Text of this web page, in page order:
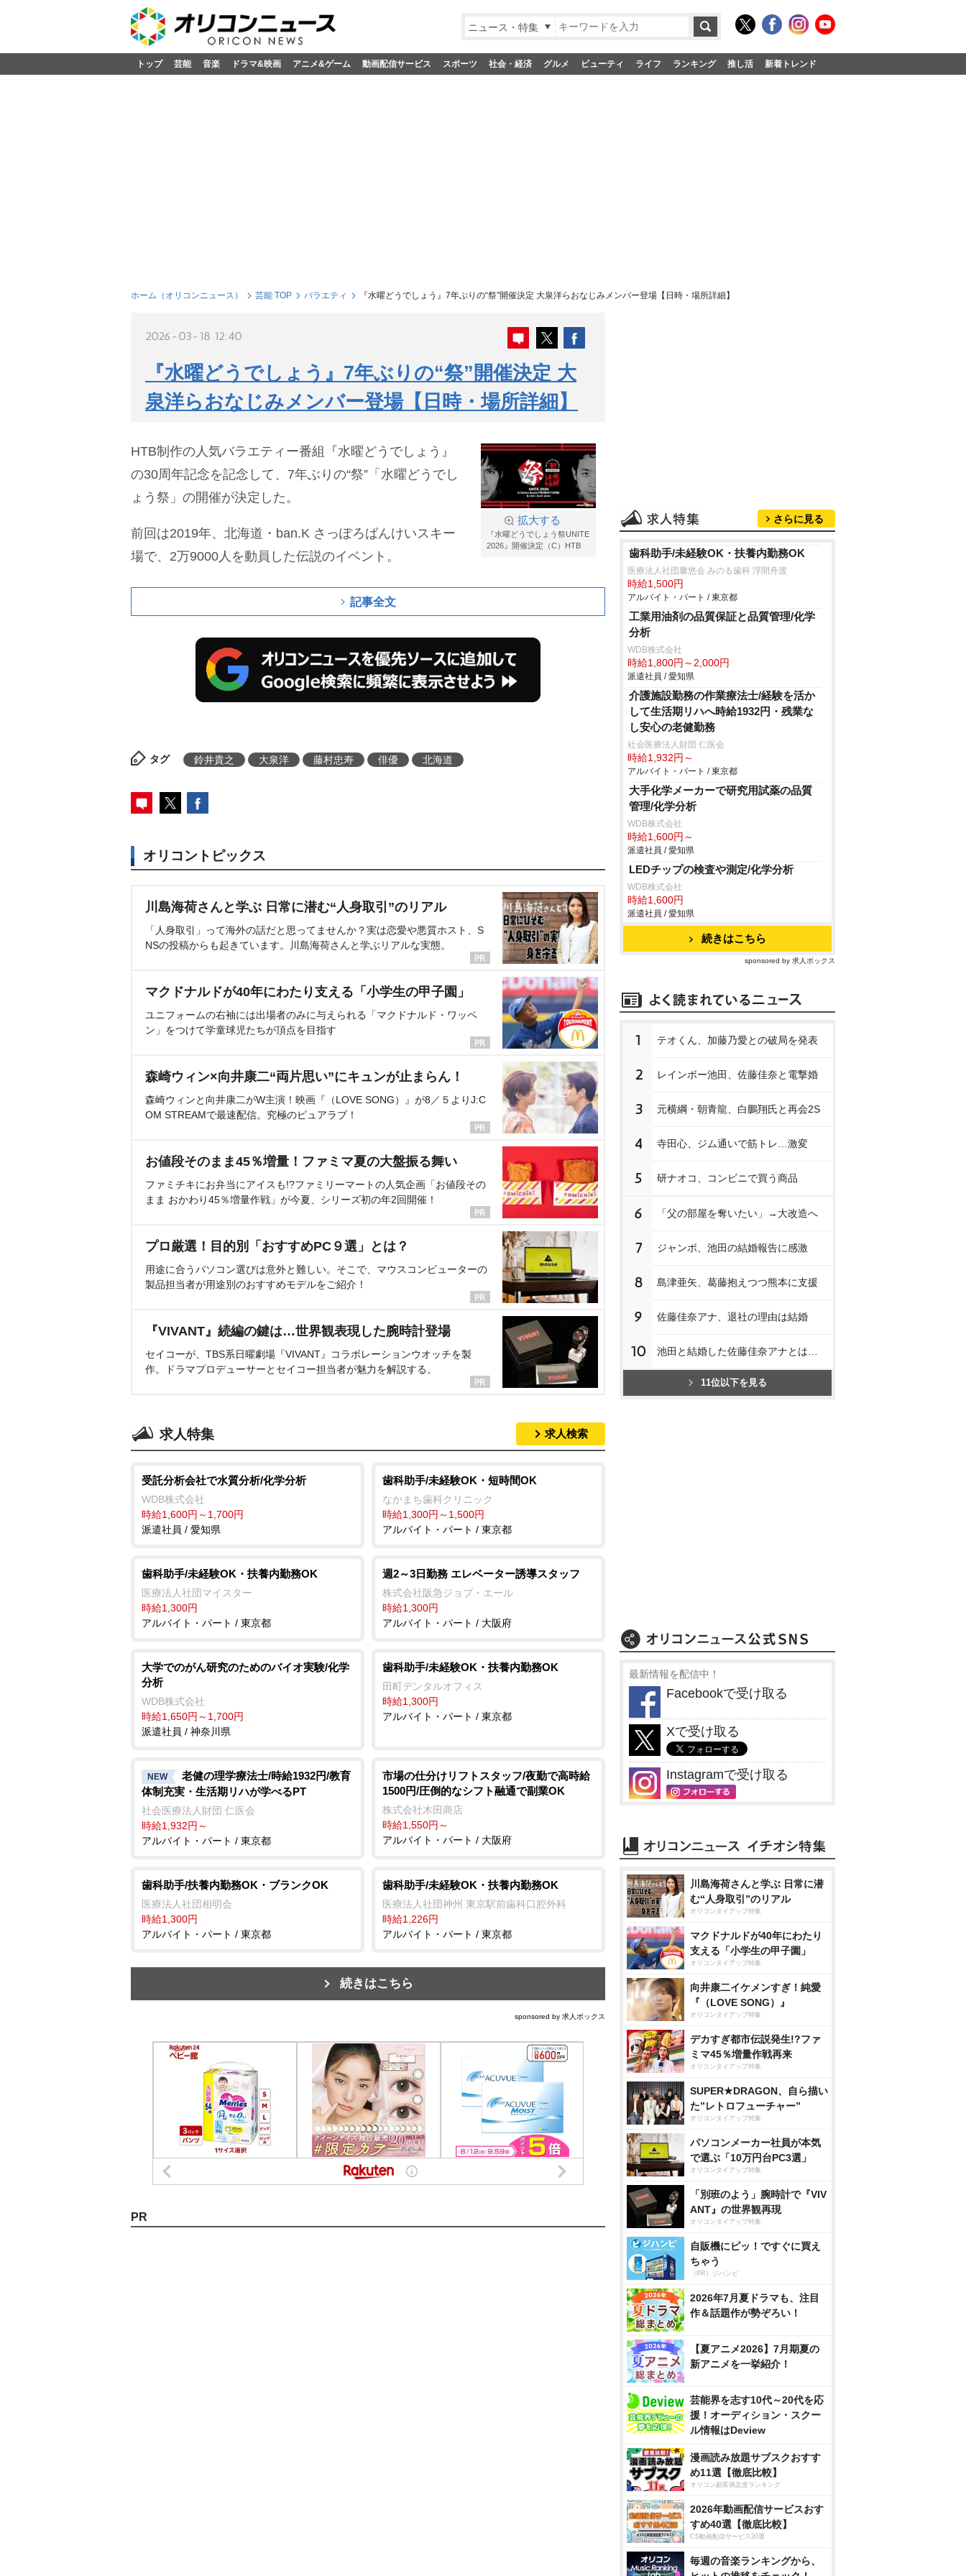
ニュース・特集
トップ 芸能 音楽 ドラマ&映画 アニメ&ゲーム 動画配信サービス スポーツ 社会・経済 グルメ ビューティ ライフ ランキング 推し活 新着トレンド
ホーム（オリコンニュース） 芸能 TOP バラエティ 『水曜どうでしょう』7年ぶりの“祭”開催決定 大泉洋らおなじみメンバー登場【日時・場所詳細】
2026-03-18 12:40
『水曜どうでしょう』7年ぶりの“祭”開催決定 大
泉洋らおなじみメンバー登場【日時・場所詳細】
拡大する
『水曜どうでしょう祭UNITE
2026』開催決定（C）HTB
HTB制作の人気バラエティー番組『水曜どうでしょう』
の30周年記念を記念して、7年ぶりの“祭”「水曜どうでし
ょう祭」の開催が決定した。
前回は2019年、北海道・ban.K さっぽろばんけいスキー
場で、2万9000人を動員した伝説のイベント。
記事全文
タグ 鈴井貴之 大泉洋 藤村忠寿 俳優 北海道
オリコントピックス
川島海荷さんと学ぶ 日常に潜む“人身取引”のリアル
「人身取引」って海外の話だと思ってませんか？実は恋愛や悪質ホスト、S
NSの投稿からも起きています。川島海荷さんと学ぶリアルな実態。
マクドナルドが40年にわたり支える「小学生の甲子園」
ユニフォームの右袖には出場者のみに与えられる「マクドナルド・ワッペ
ン」をつけて学童球児たちが頂点を目指す
森崎ウィン×向井康二“両片思い”にキュンが止まらん！
森崎ウィンと向井康二がW主演！映画『（LOVE SONG）』が8／５よりJ:C
OM STREAMで最速配信。究極のピュアラブ！
お値段そのまま45％増量！ファミマ夏の大盤振る舞い
ファミチキにお弁当にアイスも!?ファミリーマートの人気企画「お値段その
まま おかわり45％増量作戦」が今夏、シリーズ初の年2回開催！
プロ厳選！目的別「おすすめPC９選」とは？
用途に合うパソコン選びは意外と難しい。そこで、マウスコンピューターの
製品担当者が用途別のおすすめモデルをご紹介！
『VIVANT』続編の鍵は…世界観表現した腕時計登場
セイコーが、TBS系日曜劇場『VIVANT』コラボレーションウオッチを製
作。ドラマプロデューサーとセイコー担当者が魅力を解説する。
求人特集 求人検索
受託分析会社で水質分析/化学分析
WDB株式会社
時給1,600円～1,700円
派遣社員 / 愛知県
歯科助手/未経験OK・短時間OK
なかまち歯科クリニック
時給1,300円～1,500円
アルバイト・パート / 東京都
歯科助手/未経験OK・扶養内勤務OK
医療法人社団マイスター
時給1,300円
アルバイト・パート / 東京都
週2～3日勤務 エレベーター誘導スタッフ
株式会社阪急ジョブ・エール
時給1,300円
アルバイト・パート / 大阪府
大学でのがん研究のためのバイオ実験/化学
分析
WDB株式会社
時給1,650円～1,700円
派遣社員 / 神奈川県
歯科助手/未経験OK・扶養内勤務OK
田町デンタルオフィス
時給1,300円
アルバイト・パート / 東京都
NEW
老健の理学療法士/時給1932円/教育
体制充実・生活期リハが学べるPT
社会医療法人財団 仁医会
時給1,932円～
アルバイト・パート / 東京都
市場の仕分けリフトスタッフ/夜勤で高時給
1500円/圧倒的なシフト融通で副業OK
株式会社木田商店
時給1,550円～
アルバイト・パート / 大阪府
歯科助手/扶養内勤務OK・ブランクOK
医療法人社団相明会
時給1,300円
アルバイト・パート / 東京都
歯科助手/未経験OK・扶養内勤務OK
医療法人社団神州 東京駅前歯科口腔外科
時給1,226円
アルバイト・パート / 東京都
続きはこちら
sponsored by 求人ボックス
PR
さらに見る
歯科助手/未経験OK・扶養内勤務OK
医療法人社団馨悠会 みのる歯科 浮間舟渡
時給1,500円
アルバイト・パート / 東京都
工業用油剤の品質保証と品質管理/化学
分析
WDB株式会社
時給1,800円～2,000円
派遣社員 / 愛知県
介護施設勤務の作業療法士/経験を活か
して生活期リハへ時給1932円・残業な
し安心の老健勤務
社会医療法人財団 仁医会
時給1,932円～
アルバイト・パート / 東京都
大手化学メーカーで研究用試薬の品質
管理/化学分析
WDB株式会社
時給1,600円～
派遣社員 / 愛知県
LEDチップの検査や測定/化学分析
WDB株式会社
時給1,600円
派遣社員 / 愛知県
続きはこちら
sponsored by 求人ボックス
1 テオくん、加藤乃愛との破局を発表
2 レインボー池田、佐藤佳奈と電撃婚
3 元横綱・朝青龍、白鵬翔氏と再会2S
4 寺田心、ジム通いで筋トレ…激変
5 研ナオコ、コンビニで買う商品
6 「父の部屋を奪いたい」→大改造へ
7 ジャンボ、池田の結婚報告に感激
8 島津亜矢、葛藤抱えつつ熊本に支援
9 佐藤佳奈アナ、退社の理由は結婚
10 池田と結婚した佐藤佳奈アナとは…
11位以下を見る
最新情報を配信中！
Facebookで受け取る
Xで受け取る
Instagramで受け取る
川島海荷さんと学ぶ 日常に潜
む“人身取引”のリアル
オリコンタイアップ特集
マクドナルドが40年にわたり
支える「小学生の甲子園」
オリコンタイアップ特集
向井康二イケメンすぎ！純愛
『（LOVE SONG）』
オリコンタイアップ特集
デカすぎ都市伝説発生!?ファ
ミマ45％増量作戦再来
オリコンタイアップ特集
SUPER★DRAGON、自ら描い
た”レトロフューチャー”
オリコンタイアップ特集
パソコンメーカー社員が本気
で選ぶ「10万円台PC3選」
オリコンタイアップ特集
「別班のよう」腕時計で『VIV
ANT』の世界観再現
オリコンタイアップ特集
自販機にピッ！ですぐに買え
ちゃう
（PR）ジハンピ
2026年7月夏ドラマも、注目
作＆話題作が勢ぞろい！
【夏アニメ2026】7月期夏の
新アニメを一挙紹介！
芸能界を志す10代～20代を応
援！オーディション・スクー
ル情報はDeview
漫画読み放題サブスクおすす
め11選【徹底比較】
オリコン顧客満足度ランキング
2026年動画配信サービスおす
すめ40選【徹底比較】
CS動画配信サービス20選
毎週の音楽ランキングから、